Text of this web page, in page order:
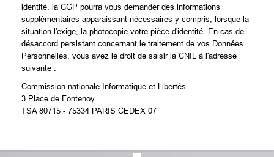
identité, la CGP pourra vous demander des informations
supplémentaires apparaissant nécessaires y compris, lorsque la
situation l'exige, la photocopie votre pièce d'identité. En cas de
désaccord persistant concernant le traitement de vos Données
Personnelles, vous avez le droit de saisir la CNIL à l'adresse
suivante :
Commission nationale Informatique et Libertés
3 Place de Fontenoy
TSA 80715 - 75334 PARIS CEDEX 07